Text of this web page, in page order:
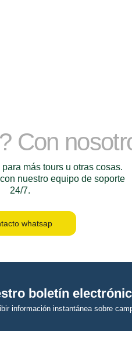
Con
más tours u otras cosas.
nuestro equipo de soporte
24/7.
whatsap
boletín
información instantánea sobre